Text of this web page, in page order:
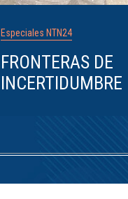
Especiales NTN24
FRONTERAS DE
INCERTIDUMBRE